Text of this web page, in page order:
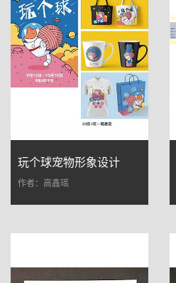
玩个球宠物形象设计
作者：高鑫瑶